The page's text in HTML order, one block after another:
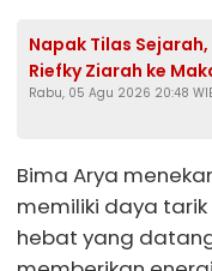
Napak Tilas
Riefky Ziarah ke
Sumedang
Rabu, 05 Agu 2026 20:48
Bima Arya
memiliki daya
hebat yang